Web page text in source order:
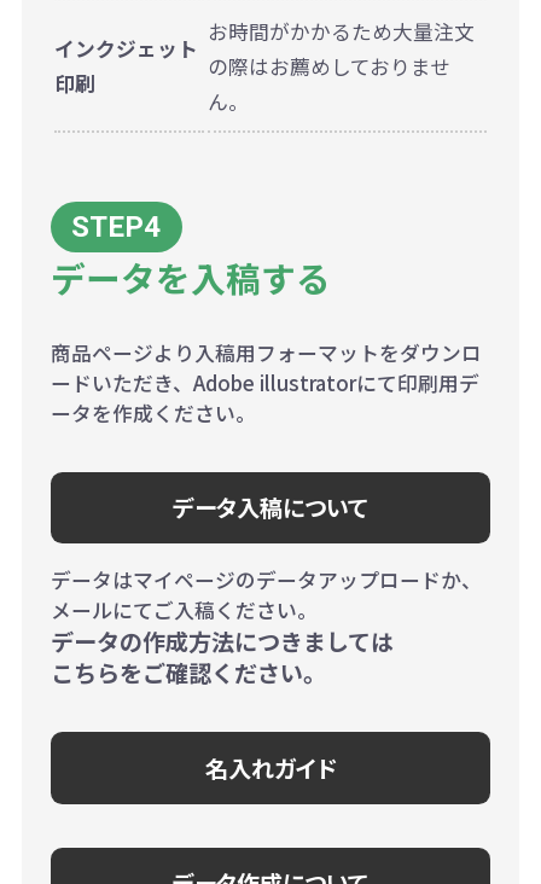
インクジェット
印刷
お時間がかかるため大量注文
の際はお薦めしておりませ
ん。
データを入稿する
商品ページより入稿用フォーマットをダウンロ
ードいただき、Adobe illustratorにて印刷用デ
ータを作成ください。
データ入稿について
データはマイページのデータアップロードか、
メールにてご入稿ください。
データの作成方法につきましては
こちらをご確認ください。
名入れガイド